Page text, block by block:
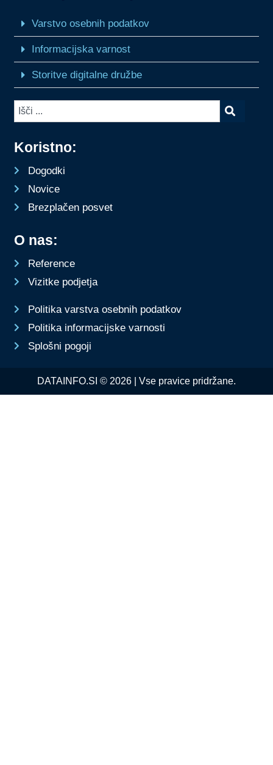
O nas:
Reference
Vizitke podjetja
Politika varstva osebnih podatkov
Politika informacijske varnosti
Splošni pogoji
Koristno:
Dogodki
Novice
Brezplačen posvet
Varstvo osebnih podatkov
Informacijska varnost
Storitve digitalne družbe
DATAINFO.SI © 2026 | Vse pravice pridržane.